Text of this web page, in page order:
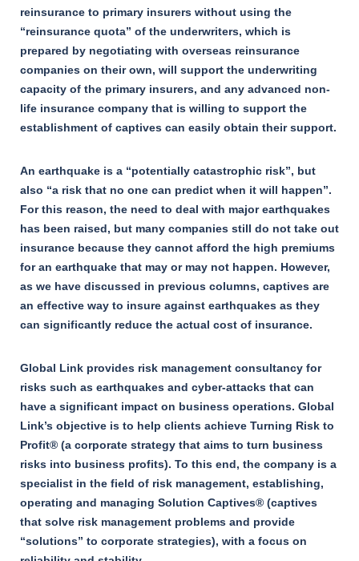
reinsurance to primary insurers without using the
“reinsurance quota” of the underwriters, which is
prepared by negotiating with overseas reinsurance
companies on their own, will support the underwriting
capacity of the primary insurers, and any advanced non-
life insurance company that is willing to support the
establishment of captives can easily obtain their support.
An earthquake is a “potentially catastrophic risk”, but
also “a risk that no one can predict when it will happen”.
For this reason, the need to deal with major earthquakes
has been raised, but many companies still do not take out
insurance because they cannot afford the high premiums
for an earthquake that may or may not happen. However,
as we have discussed in previous columns, captives are
an effective way to insure against earthquakes as they
can significantly reduce the actual cost of insurance.
Global Link provides risk management consultancy for
risks such as earthquakes and cyber-attacks that can
have a significant impact on business operations. Global
Link’s objective is to help clients achieve Turning Risk to
Profit® (a corporate strategy that aims to turn business
risks into business profits). To this end, the company is a
specialist in the field of risk management, establishing,
operating and managing Solution Captives® (captives
that solve risk management problems and provide
“solutions” to corporate strategies), with a focus on